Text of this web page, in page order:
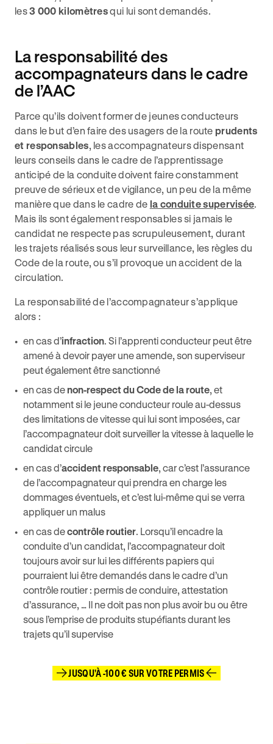
les3 000 kilomètresqui lui sont demandés.
La responsabilité des
accompagnateurs dans le cadre
de l’AAC
Parce qu’ils doivent former de jeunes conducteurs
dans le but d’en faire des usagers de la routeprudents
et responsables, les accompagnateurs dispensant
leurs conseils dans le cadre de l’apprentissage
anticipé de la conduite doivent faire constamment
preuve de sérieux et de vigilance, un peu de la même
manière que dans le cadre de la conduite supervisée.
Mais ils sont également responsables si jamais le
candidat ne respecte pas scrupuleusement, durant
les trajets réalisés sous leur surveillance, les règles du
Code de la route, ou s’il provoque un accident de la
circulation.
La responsabilité de l’accompagnateur s’applique
alors :
en cas d’infraction. Si l’apprenti conducteur peut être
amené à devoir payer une amende, son superviseur
peut également être sanctionné
en cas denon-respect du Code de la route, et
notamment si le jeune conducteur roule au-dessus
des limitations de vitesse qui lui sont imposées, car
l’accompagnateur doit surveiller la vitesse à laquelle le
candidat circule
en cas d’accident responsable, car c’est l’assurance
de l’accompagnateur qui prendra en charge les
dommages éventuels, et c’est lui-même qui se verra
appliquer un malus
en cas decontrôle routier. Lorsqu’il encadre la
conduite d’un candidat, l’accompagnateur doit
toujours avoir sur lui les différents papiers qui
pourraient lui être demandés dans le cadre d’un
contrôle routier : permis de conduire, attestation
d’assurance, … Il ne doit pas non plus avoir bu ou être
sous l’emprise de produits stupéfiants durant les
trajets qu’il supervise
JUSQU'À -100 € SUR VOTRE PERMIS